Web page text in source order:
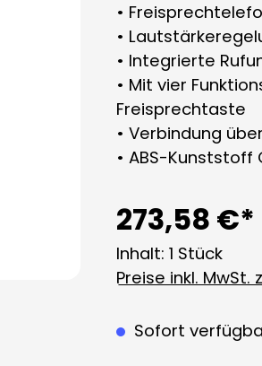
•
•
• Integrierte
• Mit vier
Freisprechtaste
• Verbindung
• ABS-Kunststoff
273,58 €*
Inhalt: 1 Stück
Preise inkl. MwSt.
Sofort